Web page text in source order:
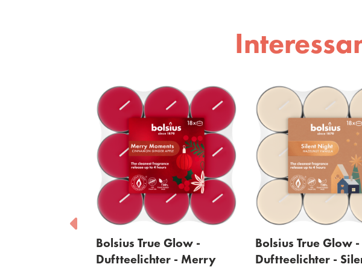
Bolsius True Glow -
Duftteelichter - Silent
Bolsius True Glow -
Duftkerze im